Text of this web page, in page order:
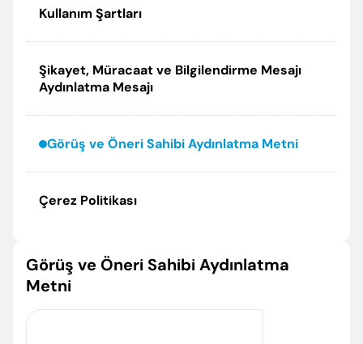
Kullanım Şartları
Şikayet, Müracaat ve Bilgilendirme Mesajı
Aydınlatma Mesajı
Görüş ve Öneri Sahibi Aydınlatma Metni
Çerez Politikası
Görüş ve Öneri Sahibi Aydınlatma
Metni